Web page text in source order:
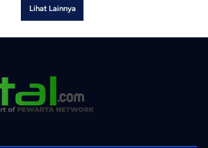
Lihat Lainnya